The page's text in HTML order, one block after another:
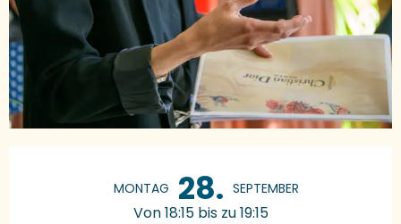
MONTAG 28. SEPTEMBER
Von 18:15 bis zu 19:15